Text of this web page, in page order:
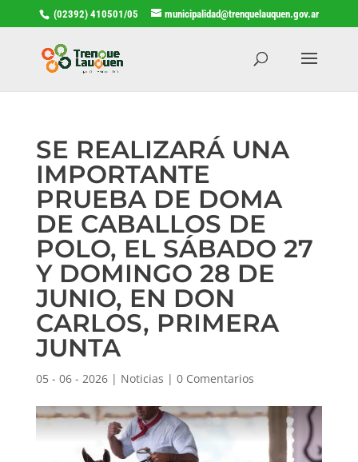
(02392) 410501/05 municipalidad@trenquelauquen.gov.ar
SE REALIZARÁ UNA
IMPORTANTE
PRUEBA DE DOMA
DE CABALLOS DE
POLO, EL SÁBADO 27
Y DOMINGO 28 DE
JUNIO, EN DON
CARLOS, PRIMERA
JUNTA
05 - 06 - 2026| Noticias | 0 Comentarios